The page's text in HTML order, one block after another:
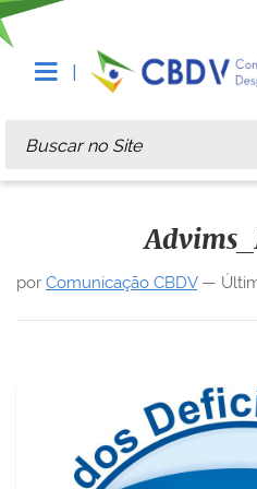
Busca
Busca Avançada…
por Comunicação CBDV—